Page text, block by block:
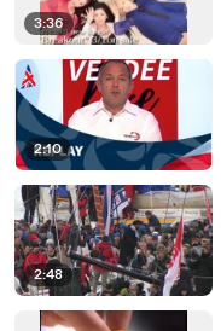
3:36
2:10
2:48